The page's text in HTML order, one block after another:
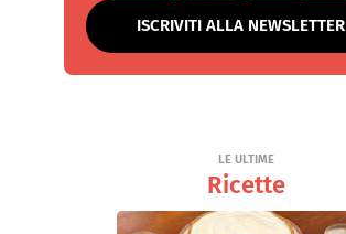
ISCRIVITI ALLA NEWSLETTER
LE ULTIME
Ricette